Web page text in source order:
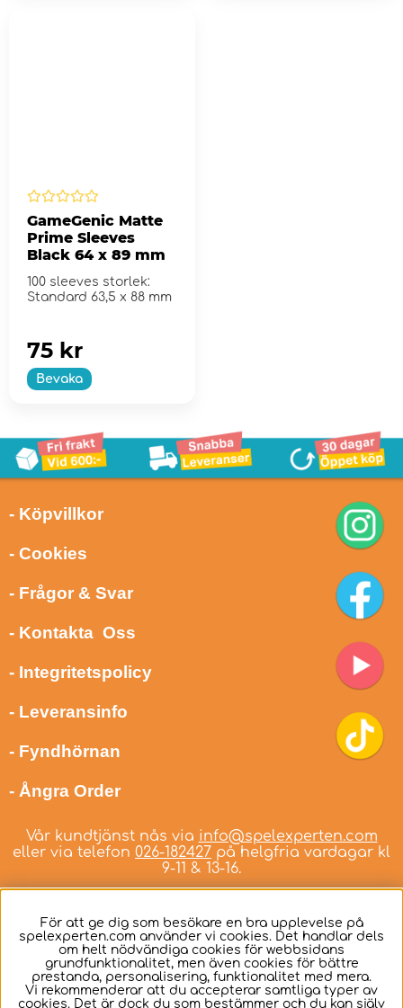
GameGenic Matte
Prime Sleeves
Black 64 x 89 mm
100 sleeves storlek:
Standard 63,5 x 88 mm
Bevaka
75 kr
- Köpvillkor
- Cookies
- Frågor & Svar
- Kontakta Oss
- Integritetspolicy
- Leveransinfo
- Fyndhörnan
- Ångra Order
Vår kundtjänst nås via info@spelexperten.com
eller via telefon 026-182427 på helgfria vardagar kl
9-11 & 13-16.
Svenska
För att ge dig som besökare en bra upplevelse på
spelexperten.com använder vi cookies. Det handlar dels
om helt nödvändiga cookies för webbsidans
grundfunktionalitet, men även cookies för bättre
prestanda, personalisering, funktionalitet med mera.
Vi rekommenderar att du accepterar samtliga typer av
cookies. Det är dock du som bestämmer och du kan själv